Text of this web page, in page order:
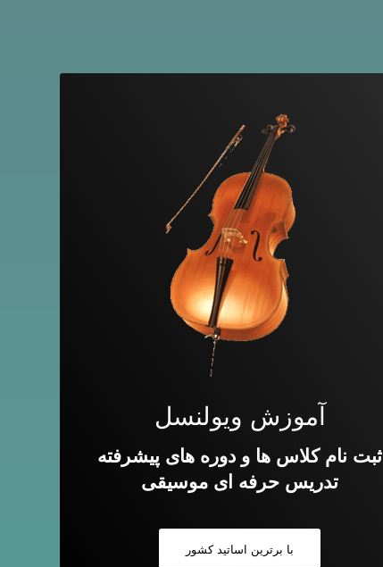
آموزش ویولنسل
ثبت نام کلاس ها و دوره های پیشرفته
تدریس حرفه ای موسیقی
با برترین اساتید کشور